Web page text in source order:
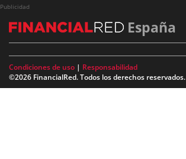
Publicidad
España
Condiciones de uso | Responsabilidad
©2026 FinancialRed. Todos los derechos reservados.